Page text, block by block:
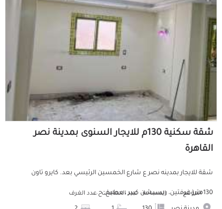
شقة سكنية 130م للايجار السنوى بمدينة نصر
القاهرة
شقة للايجار بمدينه نصر ع شارع الخمسين الرئيسي بعد. كايرو تاون
130متر( غرفتين، ريسبشن كبير ، مطبخ، ح... الموقع المساحة عدد الحمامات عدد الغرف